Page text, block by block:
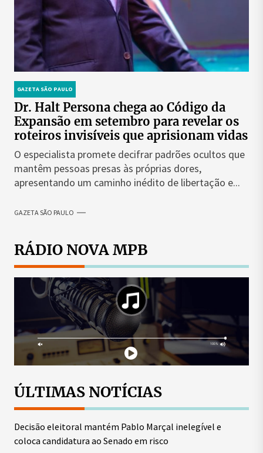
GAZETA SÃO PAULO
Dr. Halt Persona chega ao Código da
Expansão em setembro para revelar os
roteiros invisíveis que aprisionam vidas
O especialista promete decifrar padrões ocultos que
mantêm pessoas presas às próprias dores,
apresentando um caminho inédito de libertação e...
GAZETA SÃO PAULO
RÁDIO NOVA MPB
ÚLTIMAS NOTÍCIAS
Decisão eleitoral mantém Pablo Marçal inelegível e
coloca candidatura ao Senado em risco